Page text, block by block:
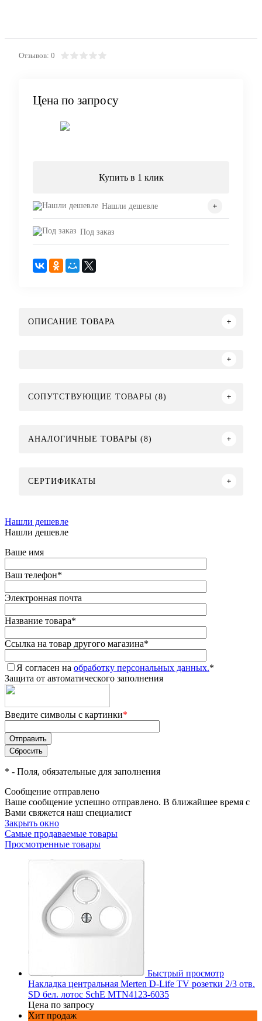
Отзывов: 0
Цена по запросу
Купить в 1 клик
Нашли дешевле
Под заказ
ОПИСАНИЕ ТОВАРА
СОПУТСТВУЮЩИЕ ТОВАРЫ (8)
АНАЛОГИЧНЫЕ ТОВАРЫ (8)
СЕРТИФИКАТЫ
Нашли дешевле
Нашли дешевле
Ваше имя
Ваш телефон*
Электронная почта
Название товара*
Ссылка на товар другого магазина*
Я согласен на обработку персональных данных.*
Защита от автоматического заполнения
Введите символы с картинки*
* - Поля, обязательные для заполнения
Сообщение отправлено
Ваше сообщение успешно отправлено. В ближайшее время с
Вами свяжется наш специалист
Закрыть окно
Самые продаваемые товары
Просмотренные товары
Быстрый просмотр
Накладка центральная Merten D-Life TV розетки 2/3 отв.
SD бел. лотос SchE MTN4123-6035
Цена по запросу
Хит продаж